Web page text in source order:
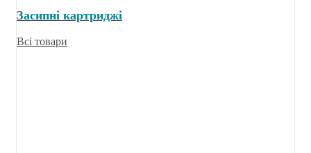
Засипні картриджі
Всі товари